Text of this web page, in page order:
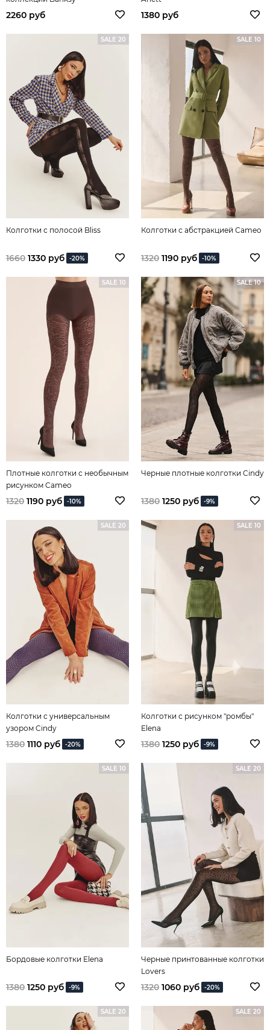
2260 руб 1380 руб
SALE 20
Колготки с полосой Bliss
1660 1330 руб -20%
SALE 10
Колготки с абстракцией Cameo
1320 1190 руб -10%
SALE 10
Плотные колготки с необычным
рисунком Cameo
1320 1190 руб -10%
SALE 10
Черные плотные колготки Cindy
1380 1250 руб -9%
SALE 20
Колготки с универсальным
узором Cindy
1380 1110 руб -20%
SALE 10
Колготки с рисунком "ромбы"
Elena
1380 1250 руб -9%
SALE 10
Бордовые колготки Elena
1380 1250 руб -9%
SALE 20
Черные принтованные колготки
Lovers
1320 1060 руб -20%
SALE 20 SALE 20